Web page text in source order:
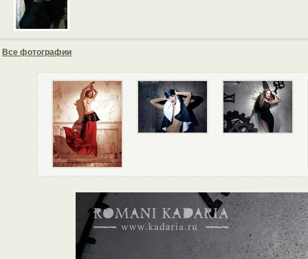
Все фотографии